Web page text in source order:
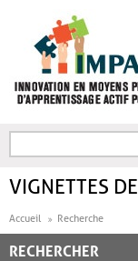
FORMULAIRE DE
VIGNETTES
Accueil Recherche
RECHERCHER